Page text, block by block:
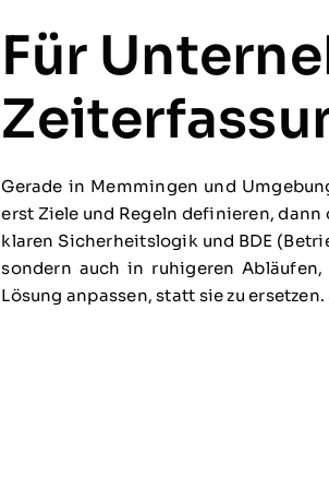
Für
Gerade in Memmingen und
erst Ziele und Regeln definieren,
klaren Sicherheitslogik und BDE
sondern auch in ruhigeren
Lösung anpassen, statt sie zu